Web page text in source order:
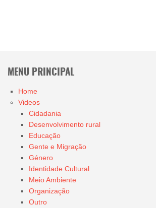
MENU PRINCIPAL
Home
Videos
Cidadania
Desenvolvimento rural
Educação
Gente e Migração
Género
Identidade Cultural
Meio Ambiente
Organização
Outro